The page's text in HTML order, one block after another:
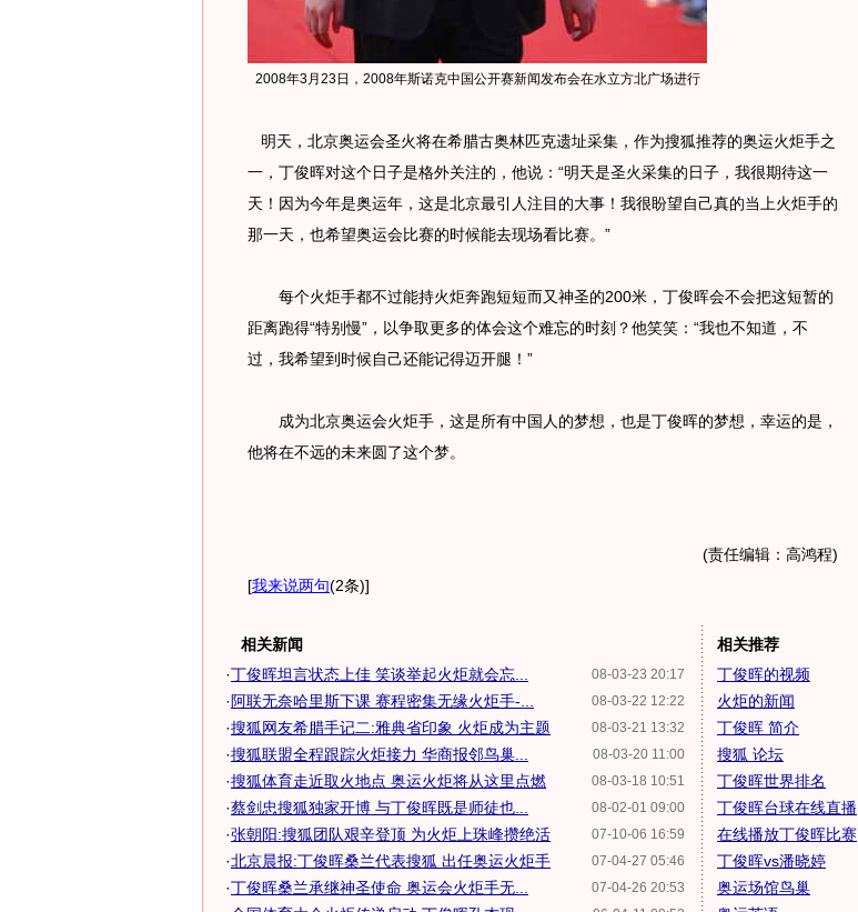
2008年3月23日，2008年斯诺克中国公开赛新闻发布会在水立方北广场进行
明天，北京奥运会圣火将在希腊古奥林匹克遗址采集，作为搜狐推荐的奥运火炬手之
一，丁俊晖对这个日子是格外关注的，他说：“明天是圣火采集的日子，我很期待这一
天！因为今年是奥运年，这是北京最引人注目的大事！我很盼望自己真的当上火炬手的
那一天，也希望奥运会比赛的时候能去现场看比赛。”
每个火炬手都不过能持火炬奔跑短短而又神圣的200米，丁俊晖会不会把这短暂的
距离跑得“特别慢”，以争取更多的体会这个难忘的时刻？他笑笑：“我也不知道，不
过，我希望到时候自己还能记得迈开腿！”
成为北京奥运会火炬手，这是所有中国人的梦想，也是丁俊晖的梦想，幸运的是，
他将在不远的未来圆了这个梦。
(责任编辑：高鸿程)
[我来说两句(2条)]
相关新闻
08-03-23 20:17
·丁俊晖坦言状态上佳 笑谈举起火炬就会忘...
08-03-22 12:22
· 阿联无奈哈里斯下课 赛程密集无缘火炬手-...
08-03-21 13:32
·搜狐网友希腊手记二:雅典省印象 火炬成为主题
08-03-20 11:00
·搜狐联盟全程跟踪火炬接力 华商报邻鸟巢...
08-03-18 10:51
·搜狐体育走近取火地点 奥运火炬将从这里点燃
08-02-01 09:00
·蔡剑忠搜狐独家开博 与丁俊晖既是师徒也...
07-10-06 16:59
·张朝阳:搜狐团队艰辛登顶 为火炬上珠峰攒绝活
07-04-27 05:46
·北京晨报:丁俊晖桑兰代表搜狐 出任奥运火炬手
07-04-26 20:53
·丁俊晖桑兰承继神圣使命 奥运会火炬手无...
相关推荐
丁俊晖的视频
火炬的新闻
丁俊晖 简介
搜狐 论坛
丁俊晖世界排名
丁俊晖台球在线直播
在线播放丁俊晖比赛
丁俊晖vs潘晓婷
奥运场馆鸟巢